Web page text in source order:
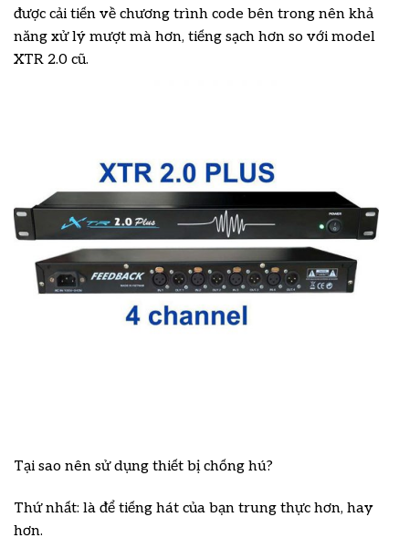
được cải tiến về chương trình code bên trong nên khả
năng xử lý mượt mà hơn, tiếng sạch hơn so với model
XTR 2.0 cũ.
Tại sao nên sử dụng thiết bị chống hú?
Thứ nhất: là để tiếng hát của bạn trung thực hơn, hay
hơn.